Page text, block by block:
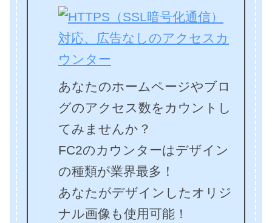
あなたのホームページやブロ
グのアクセス数をカウントし
てみませんか？
FC2のカウンターはデザイン
の種類が業界最多！
あなたがデザインしたオリジ
ナル画像も使用可能！